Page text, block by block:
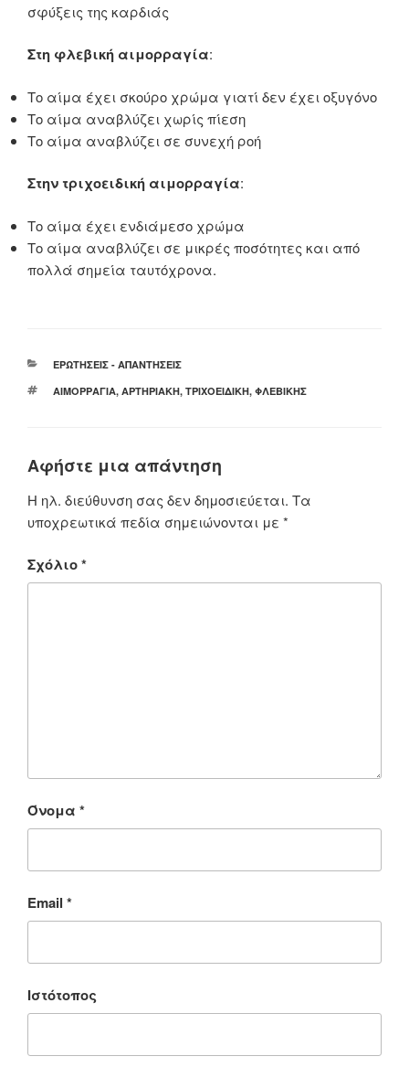
σφύξεις της καρδιάς
Στη φλεβική αιμορραγία:
Το αίμα έχει σκούρο χρώμα γιατί δεν έχει οξυγόνο
Το αίμα αναβλύζει χωρίς πίεση
Το αίμα αναβλύζει σε συνεχή ροή
Στην τριχοειδική αιμορραγία:
Το αίμα έχει ενδιάμεσο χρώμα
Το αίμα αναβλύζει σε μικρές ποσότητες και από
πολλά σημεία ταυτόχρονα.
ΚΑΤΗΓΟΡΊΕΣ
ΕΡΩΤΉΣΕΙΣ - ΑΠΑΝΤΉΣΕΙΣ
ΕΤΙΚΈΤΕΣ
ΑΙΜΟΡΡΑΓΊΑ, ΑΡΤΗΡΙΑΚΉ, ΤΡΙΧΟΕΙΔΙΚΉ, ΦΛΕΒΙΚΉΣ
Αφήστε μια απάντηση
Η ηλ. διεύθυνση σας δεν δημοσιεύεται. Τα
υποχρεωτικά πεδία σημειώνονται με *
Σχόλιο*
Όνομα *
Email *
Ιστότοπος